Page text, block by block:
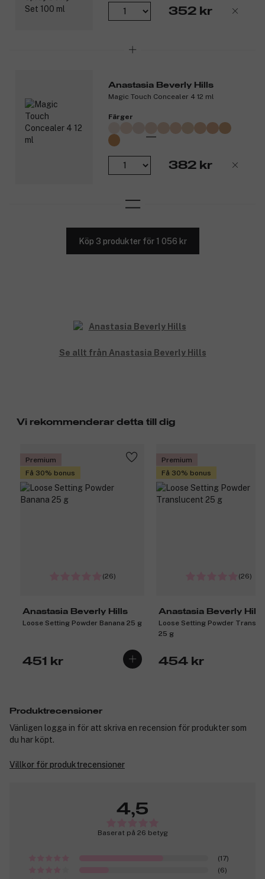
352 kr
Anastasia Beverly Hills
Magic Touch Concealer 4 12 ml
Färger
382 kr
Köp 3 produkter för 1 056 kr
Se allt från Anastasia Beverly Hills
Vi rekommenderar detta till dig
Premium
Få 30% bonus
(26)
Anastasia Beverly Hills
Loose Setting Powder Banana 25 g
451 kr
Premium
Få 30% bonus
(26)
Anastasia Beverly Hills
Loose Setting Powder
25 g
454 kr
Produktrecensioner
Vänligen logga in för att skriva en recension för produkter som
du har köpt.
Villkor för produktrecensioner
4,5
Baserat på 26 betyg
(17)
(6)